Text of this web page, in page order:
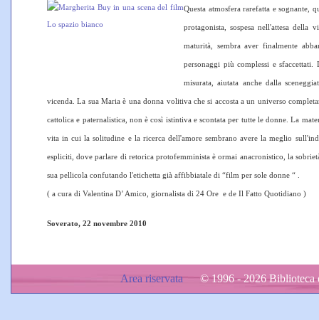
Questa atmosfera rarefatta e sognante,
protagonista, sospesa nell'attesa
maturità, sembra aver finalmente
personaggi più complessi e
misurata, aiutata anche dalla
vicenda. La sua Maria è una donna volitiva che si accosta a un universo
cattolica e paternalistica, non è così istintiva e scontata per tutte le donne. La
vita in cui la solitudine e la ricerca dell'amore sembrano avere la meglio
espliciti, dove parlare di retorica protofemminista è ormai anacronistico, la
sua pellicola confutando l'etichetta già
( a cura di Valentina D’ Amico, giornalista di 24 Ore e de Il Fatto Quotidiano )
Soverato, 22 novembre 2010
Area riservata© 1996 - 2026 Biblioteca